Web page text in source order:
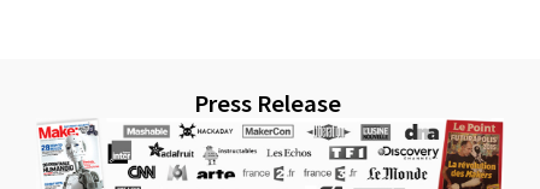
Press Release